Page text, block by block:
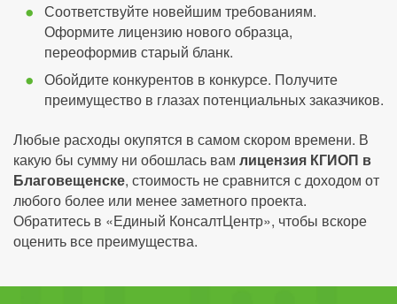
Соответствуйте новейшим требованиям.
Оформите лицензию нового образца,
переоформив старый бланк.
Обойдите конкурентов в конкурсе. Получите
преимущество в глазах потенциальных заказчиков.
Любые расходы окупятся в самом скором времени. В
какую бы сумму ни обошлась вам лицензия КГИОП в
Благовещенске, стоимость не сравнится с доходом от
любого более или менее заметного проекта.
Обратитесь в «Единый КонсалтЦентр», чтобы вскоре
оценить все преимущества.